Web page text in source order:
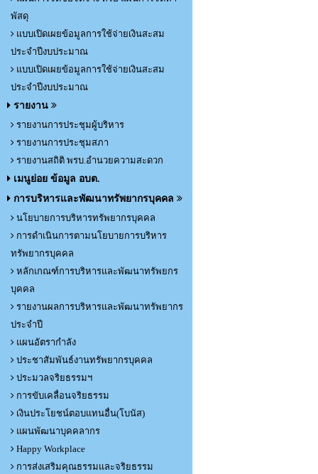
พัสดุ
แบบเปิดเผยข้อมูลการใช้จ่ายเงินสะสม
ประจำปีงบประมาณ
แบบเปิดเผยข้อมูลการใช้จ่ายเงินสะสม
ประจำปีงบประมาณ
รายงาน
รายงานการประชุมผู้บริหาร
รายงานการประชุมสภา
รายงานสถิติ พรบ.อำนวยความสะดวก
เมนูย่อย ข้อมูล อบต.
การบริหารและพัฒนาทรัพยากรบุคคล
นโยบายการบริหารทรัพยากรบุคคล
การดำเนินการตามนโยบายการบริหาร
ทรัพยากรบุคคล
หลักเกณฑ์การบริหารและพัฒนาทรัพยกร
บุคคล
รายงานผลการบริหารและพัฒนาทรัพยากร
ประจำปี
แผนอัตรากำลัง
ประชาสัมพันธ์งานทรัพยากรบุคคล
ประมวลจริยธรรมฯ
การขับเคลื่อนจริยธรรม
เงินประโยชน์ตอบแทนอื่น(โบนัส)
แผนพัฒนาบุคคลากร
Happy Workplace
การส่งเสริมคุณธรรมและจริยธรรม